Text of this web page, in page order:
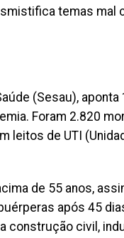
temas mal
(Sesau),
Foram 2.820
leitos de UTI
de 55 anos,
após 45
construção civil,